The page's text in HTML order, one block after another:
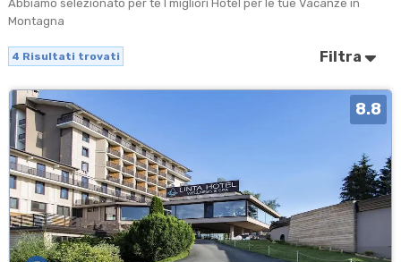
Abbiamo selezionato per te I migliori Hotel per le tue Vacanze in
Montagna
4 Risultati trovati Filtra
8.8